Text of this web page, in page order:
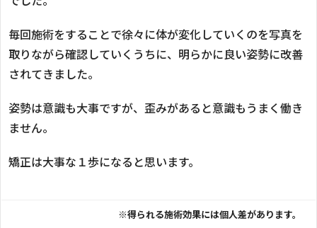
毎回施術をすることで徐々に体が変化していくのを写真を
取りながら確認していくうちに、明らかに良い姿勢に改善
されてきました。
姿勢は意識も大事ですが、歪みがあると意識もうまく働き
ません。
矯正は大事な１歩になると思います。
※得られる施術効果には個人差があります。